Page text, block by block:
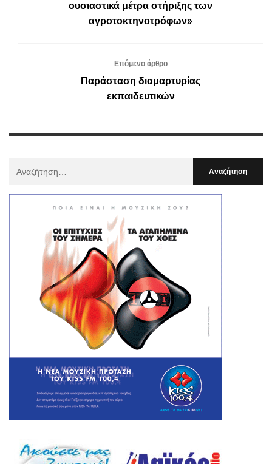
ουσιαστικά μέτρα στήριξης των
αγροτοκτηνοτρόφων»
Επόμενο άρθρο
Παράσταση διαμαρτυρίας
εκπαιδευτικών
: